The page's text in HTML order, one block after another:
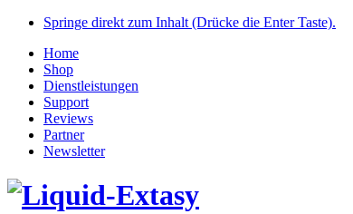
Springe direkt zum Inhalt (Drücke die Enter Taste).
Home
Shop
Dienstleistungen
Support
Reviews
Partner
Newsletter